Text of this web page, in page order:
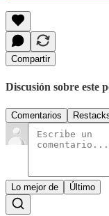
Compartir
Discusión sobre este
Comentarios
Lo mejor de Último